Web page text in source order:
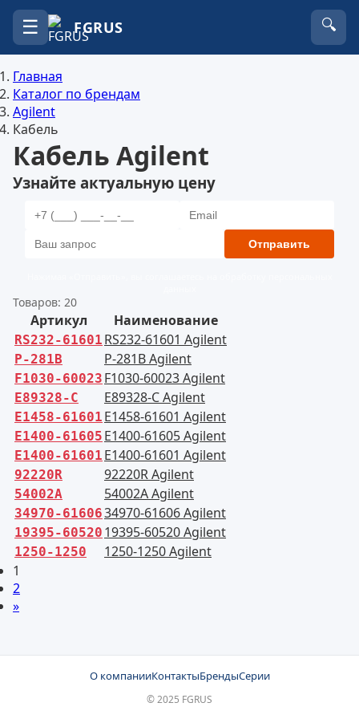
☰ FGRUS 🔍
Главная
Каталог по брендам
Agilent
Кабель
Кабель Agilent
Узнайте актуальную цену
Отправить
Товаров: 20
Артикул Наименование
RS232-61601 RS232-61601 Agilent
P-281B P-281B Agilent
F1030-60023 F1030-60023 Agilent
E89328-C E89328-C Agilent
E1458-61601 E1458-61601 Agilent
E1400-61605 E1400-61605 Agilent
E1400-61601 E1400-61601 Agilent
92220R 92220R Agilent
54002A 54002A Agilent
34970-6160634970-61606 Agilent
19395-60520 19395-60520 Agilent
1250-1250
1250-1250 Agilent
1
2
»
О компанииКонтактыБрендыСерии
© 2025 FGRUS